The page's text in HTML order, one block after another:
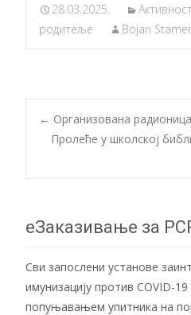
28.03.2025.
родитеље
Bojan
Post
← Организована
Пролеће у школској
еЗаказивање за
Сви запослени установе
имунизацију против COVID-
попуњавањем упитника на